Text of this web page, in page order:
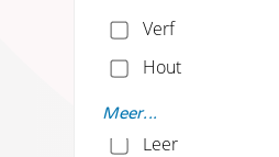
Verf
Hout
Glas
Leer
Meer...